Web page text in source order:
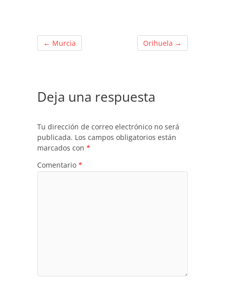
← Murcia Orihuela →
Deja una respuesta
Tu dirección de correo electrónico no será
publicada. Los campos obligatorios están
marcados con *
Comentario *